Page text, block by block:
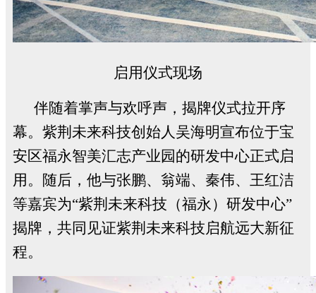
启用仪式现场
伴随着掌声与欢呼声，揭牌仪式拉开序
幕。紫荆未来科技创始人吴海明宣布位于宝
安区福永智美汇志产业园的研发中心正式启
用。随后，他与张鹏、翁端、秦伟、王红洁
等嘉宾为“紫荆未来科技（福永）研发中心”
揭牌，共同见证紫荆未来科技启航远大新征
程。